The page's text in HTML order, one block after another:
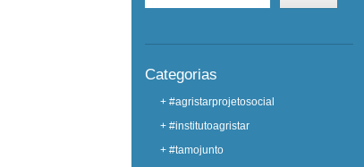
Categorias
+ #agristarprojetosocial
+ #institutoagristar
+ #tamojunto